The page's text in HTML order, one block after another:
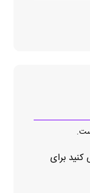
کنید برای